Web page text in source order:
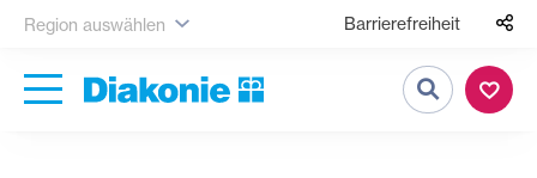
Region auswählen Barrierefreiheit
Suche